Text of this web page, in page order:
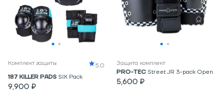
Комплект защиты
5.0
187 KILLER PADS SIX Pack
9,900 ₽
Защита комплект
PRO-TEC Street JR 3-pack Open
5,600 ₽